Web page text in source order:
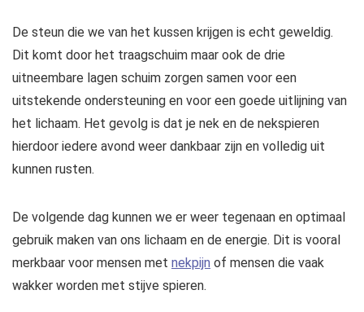
De steun die we van het kussen krijgen is echt geweldig.
Dit komt door het traagschuim maar ook de drie
uitneembare lagen schuim zorgen samen voor een
uitstekende ondersteuning en voor een goede uitlijning van
het lichaam. Het gevolg is dat je nek en de nekspieren
hierdoor iedere avond weer dankbaar zijn en volledig uit
kunnen rusten.
De volgende dag kunnen we er weer tegenaan en optimaal
gebruik maken van ons lichaam en de energie. Dit is vooral
merkbaar voor mensen met nekpijn of mensen die vaak
wakker worden met stijve spieren.